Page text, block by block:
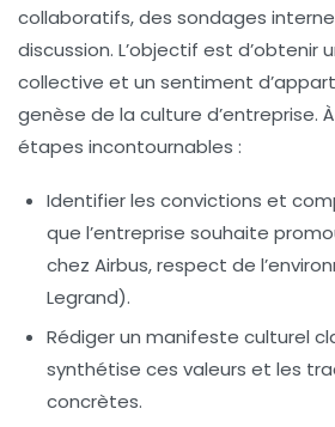
collaboratifs, des sondages
discussion. L’objectif est d’obtenir
collective et un sentiment
genèse de la culture d’entreprise.
étapes incontournables :
Identifier les convictions et
que l’entreprise souhaite
chez Airbus, respect de
Legrand).
Rédiger un manifeste culturel
synthétise ces valeurs et les
concrètes.